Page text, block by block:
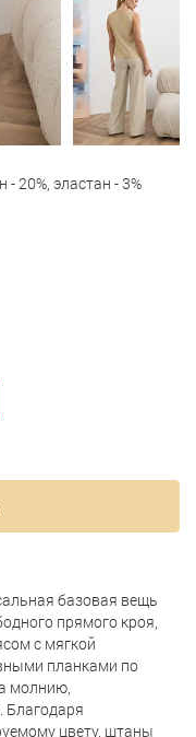
- 20%, эластан - 3%
базовая вещь
прямого кроя,
с мягкой
планками по
молнию,
Благодаря
цвету, штаны